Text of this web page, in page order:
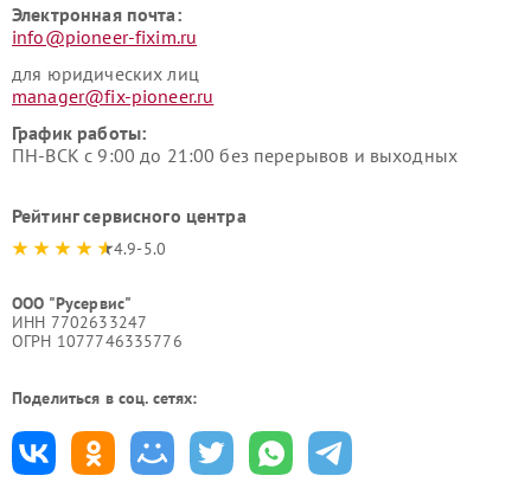
Электронная почта:
info@pioneer-fixim.ru
для юридических лиц
manager@fix-pioneer.ru
График работы:
ПН-ВСК с 9:00 до 21:00 без перерывов и выходных
Рейтинг сервисного центра
4.9-5.0
ООО "Русервис"
ИНН 7702633247
ОГРН 1077746335776
Поделиться в соц. сетях: